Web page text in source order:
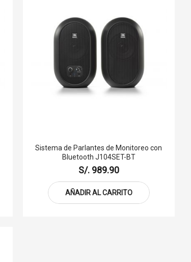
Sistema de Parlantes de Monitoreo con
Bluetooth J104SET-BT
S/. 989.90
AÑADIR AL CARRITO